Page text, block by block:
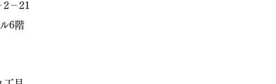
－21
6階